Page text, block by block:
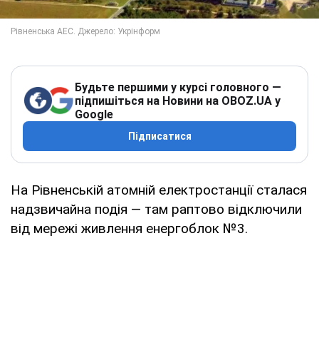
Будьте першими у курсі головного —
підпишіться на Новини на OBOZ.UA у
Google
Підписатися
На Рівненській атомній електростанції сталася
надзвичайна подія — там раптово відключили
від мережі живлення енергоблок №3.